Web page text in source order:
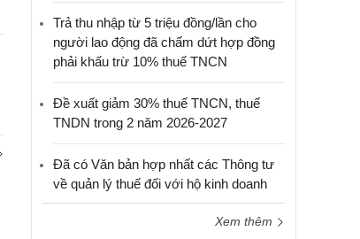
Trả thu nhập từ 5 triệu đồng/lần cho
người lao động đã chấm dứt hợp đồng
phải khấu trừ 10% thuế TNCN
Đề xuất giảm 30% thuế TNCN, thuế
TNDN trong 2 năm 2026-2027
Đã có Văn bản hợp nhất các Thông tư
về quản lý thuế đối với hộ kinh doanh
Xem thêm